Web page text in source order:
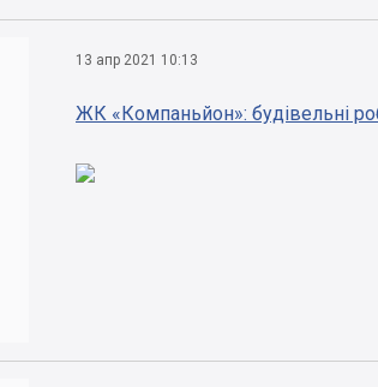
13 апр 2021 10:13
ЖК «Компаньйон»: будівельні